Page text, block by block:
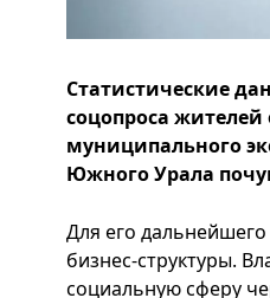
Статистические
соцопроса
муниципального
Южного Урала
Для его
бизнес-структуры.
социальную сферу